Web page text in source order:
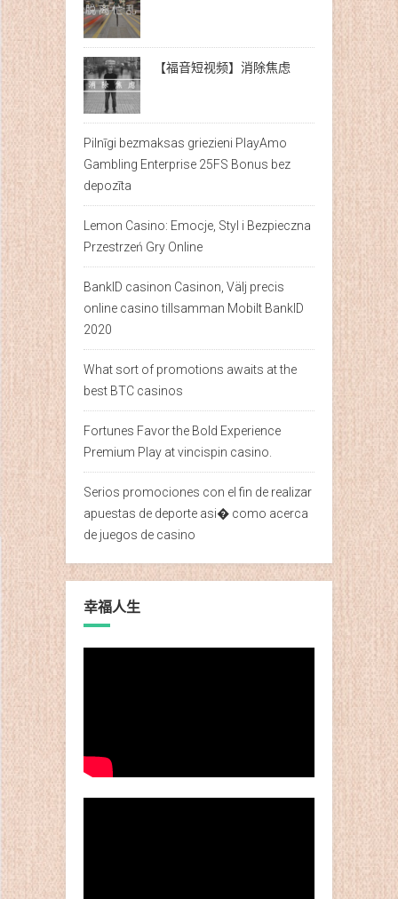
【福音短视频】消除焦虑
Pilnīgi bezmaksas griezieni PlayAmo
Gambling Enterprise 25FS Bonus bez
depozīta
Lemon Casino: Emocje, Styl i Bezpieczna
Przestrzeń Gry Online
BankID casinon Casinon, Välj precis
online casino tillsamman Mobilt BankID
2020
What sort of promotions awaits at the
best BTC casinos
Fortunes Favor the Bold Experience
Premium Play at vincispin casino.
Serios promociones con el fin de realizar
apuestas de deporte asi� como acerca
de juegos de casino
幸福人生